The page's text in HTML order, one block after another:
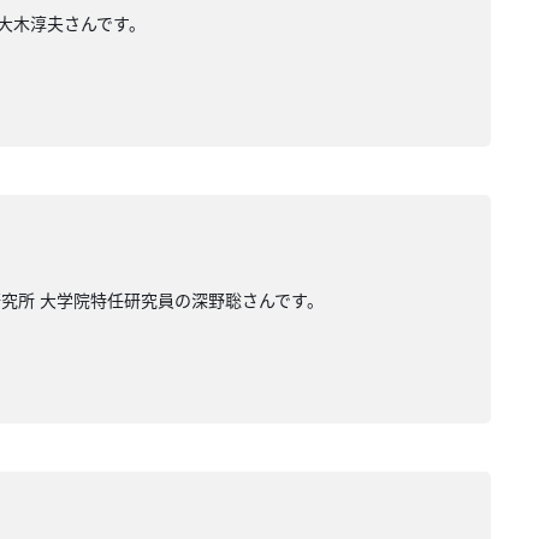
淳夫さんです。
大学院特任研究員の深野聡さんです。